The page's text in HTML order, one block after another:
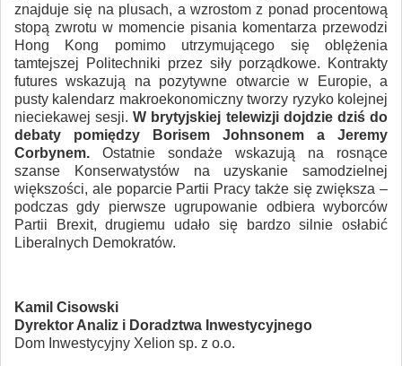
znajduje się na plusach, a wzrostom z ponad procentową
stopą zwrotu w momencie pisania komentarza przewodzi
Hong Kong pomimo utrzymującego się oblężenia
tamtejszej Politechniki przez siły porządkowe. Kontrakty
futures wskazują na pozytywne otwarcie w Europie, a
pusty kalendarz makroekonomiczny tworzy ryzyko kolejnej
nieciekawej sesji.W brytyjskiej telewizji dojdzie dziś do
debaty pomiędzy Borisem Johnsonem a Jeremy
Corbynem. Ostatnie sondaże wskazują na rosnące
szanse Konserwatystów na uzyskanie samodzielnej
większości, ale poparcie Partii Pracy także się zwiększa –
podczas gdy pierwsze ugrupowanie odbiera wyborców
Partii Brexit, drugiemu udało się bardzo silnie osłabić
Liberalnych Demokratów.
Kamil Cisowski
Dyrektor Analiz i Doradztwa Inwestycyjnego
Dom Inwestycyjny Xelion sp. z o.o.